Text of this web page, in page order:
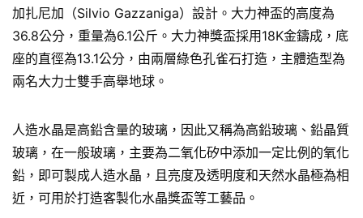
加扎尼加（Silvio Gazzaniga）設計。大力神盃的高度為
36.8公分，重量為6.1公斤。大力神獎盃採用18K金鑄成，底
座的直徑為13.1公分，由兩層綠色孔雀石打造，主體造型為
兩名大力士雙手高舉地球。
人造水晶是高鉛含量的玻璃，因此又稱為高鉛玻璃、鉛晶質
玻璃，在一般玻璃，主要為二氧化矽中添加一定比例的氧化
鉛，即可製成人造水晶，且亮度及透明度和天然水晶極為相
近，可用於打造客製化水晶獎盃等工藝品。